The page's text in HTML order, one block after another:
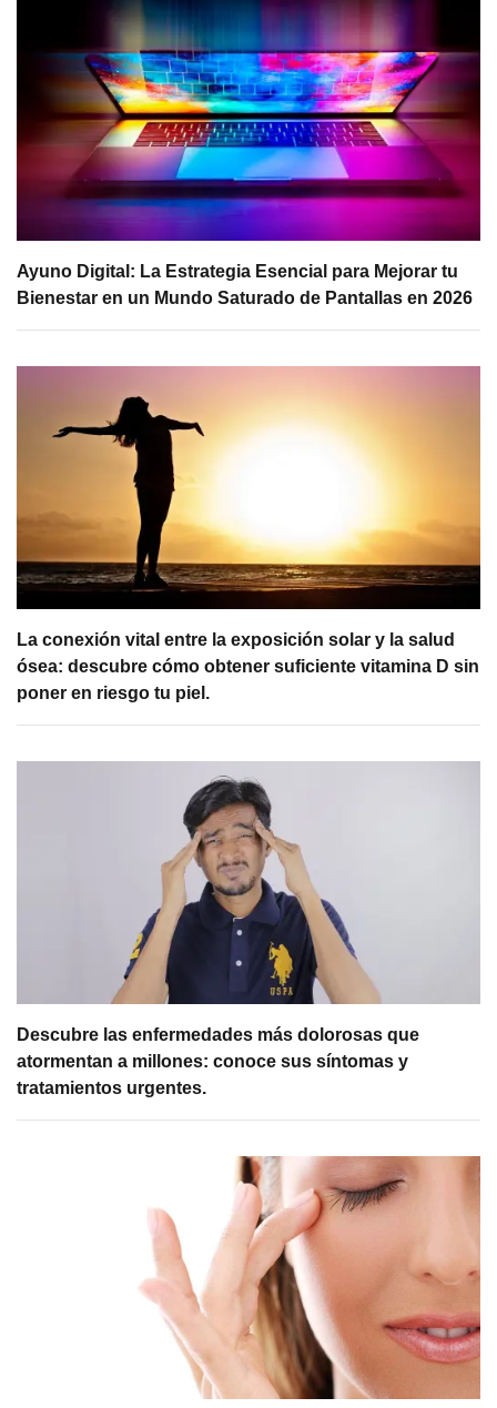
Ayuno Digital: La Estrategia Esencial para Mejorar tu
Bienestar en un Mundo Saturado de Pantallas en 2026
La conexión vital entre la exposición solar y la salud
ósea: descubre cómo obtener suficiente vitamina D sin
poner en riesgo tu piel.
Descubre las enfermedades más dolorosas que
atormentan a millones: conoce sus síntomas y
tratamientos urgentes.